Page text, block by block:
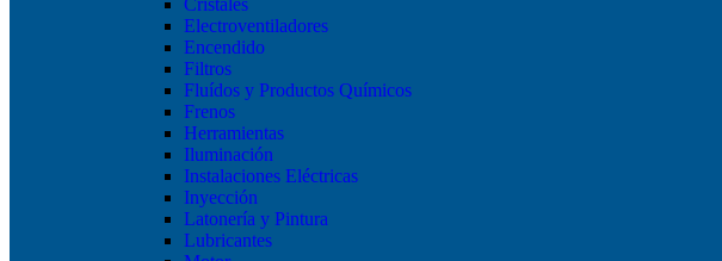
Cristales
Electroventiladores
Encendido
Filtros
Fluídos y Productos Químicos
Frenos
Herramientas
Iluminación
Instalaciones Eléctricas
Inyección
Latonería y Pintura
Lubricantes